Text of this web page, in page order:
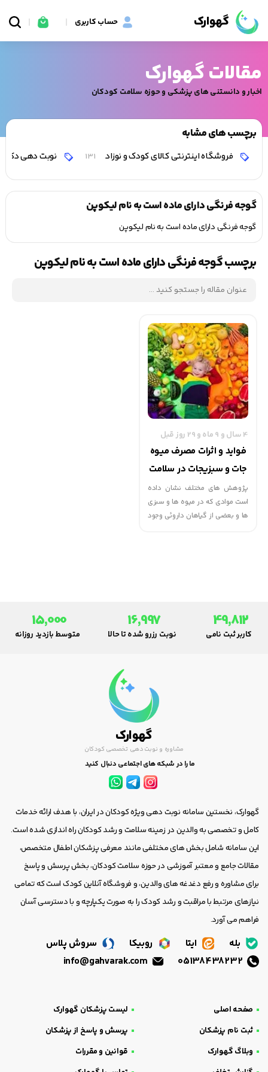
گهوارک حساب کاربری
مقالات گهوارک
اخبار و دانستنی های پزشکی و حوزه سلامت کودکان
برچسب های مشابه
فروشگاه اینترنتی کالای کودک و نوزاد 131 نوبت دهی
گوجه فرنگی دارای ماده است به نام لیکوپن
گوجه فرنگی دارای ماده است به نام لیکوپن
برچسب گوجه فرنگی دارای ماده است به نام لیکوپن
4 سال و 9 ماه و 29 روز قبل
فواید و اثرات مصرف میوه
جات و سبزیجات در سلامت
کودکان | گهوارک
پژوهش های مختلف نشان داده
است موادی که در میوه ها و سبزی
ها و بعضی از گیاهان داروئی وجود
49,812
کاربر ثبت نامی
16,997
نوبت رزرو شده تا حالا
15,000
متوسط بازدید روزانه
گهوارک
مشاوره و نوبت دهی تخصصی کودکان
ما را در شبکه های اجتماعی دنبال کنید
گهوارک، نخستین سامانه نوبت دهی ویژه کودکان در ایران، با هدف ارائه خدمات
کامل و تخصصی به والدین در زمینه سلامت و رشد کودکان راه اندازی شده است.
این سامانه شامل بخش های مختلفی مانند معرفی پزشکان اطفال متخصص،
مقالات جامع و معتبر آموزشی در حوزه سلامت کودکان، بخش پرسش و پاسخ
برای مشاوره و رفع دغدغه های والدین، و فروشگاه آنلاین کودک است که تمامی
نیازهای مرتبط با مراقبت و رشد کودک را به صورت یکپارچه و با دسترسی آسان
فراهم می آورد.
بله ایتا روبیکا
سروش پلاس
صفحه اصلی
لیست پزشکان گهوارک
ثبت نام پزشکان
پرسش و پاسخ از پزشکان
وبلاگ گهوارک
قوانین و مقررات